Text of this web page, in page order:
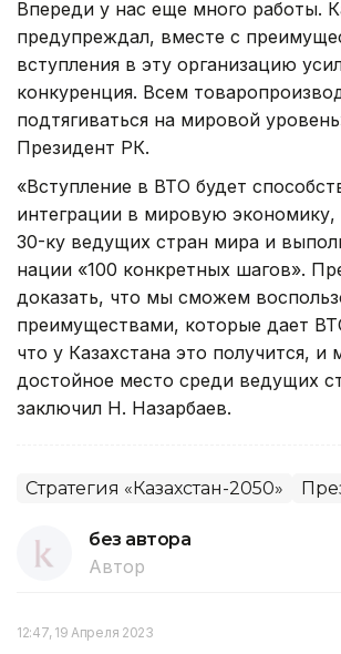
Впереди у нас еще много работы.
предупреждал, вместе с
вступления в эту организацию
конкуренция. Всем
подтягиваться на мировой
Президент РК.
«Вступление в ВТО будет
интеграции в мировую
30-ку ведущих стран мира и
нации «100 конкретных шагов».
доказать, что мы сможем
преимуществами, которые дает
что у Казахстана это получится,
достойное место среди ведущих
заключил Н. Назарбаев.
Стратегия «Казахстан-2050»
без автора
Автор
12:47, 19 Апреля 2023